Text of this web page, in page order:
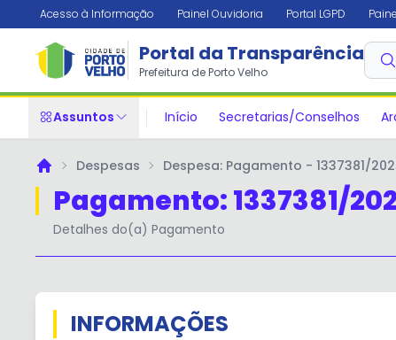
Acesso à Informação Painel Ouvidoria Portal LGPD
Portal da Transparência
Prefeitura de Porto Velho
Assuntos Início Secretarias/Conselhos
PrincipalDespesas Despesa: Pagamento - 1337381/
Pagamento: 1337381/
Detalhes do(a) Pagamento
INFORMAÇÕES
✕